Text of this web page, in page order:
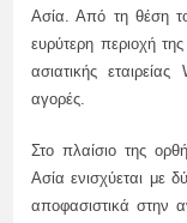
Ασία. Από τη θέση
ευρύτερη περιοχή
ασιατικής
αγορές.
Στο πλαίσιο της
Ασία ενισχύεται με
αποφασιστικά στην